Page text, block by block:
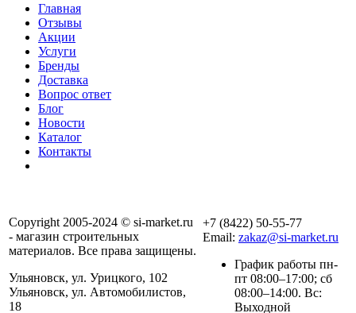
Главная
Отзывы
Акции
Услуги
Бренды
Доставка
Вопрос ответ
Блог
Новости
Каталог
Контакты
Copyright 2005-2024 © si-market.ru
- магазин строительных
материалов. Все права защищены.
Ульяновск, ул. Урицкого, 102
Ульяновск, ул. Автомобилистов,
18
+7 (8422) 50-55-77
Email: zakaz@si-market.ru
График работы пн-
пт 08:00–17:00; сб
08:00–14:00. Вс:
Выходной